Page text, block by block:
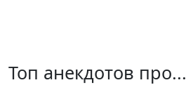
Топ анекдотов про...